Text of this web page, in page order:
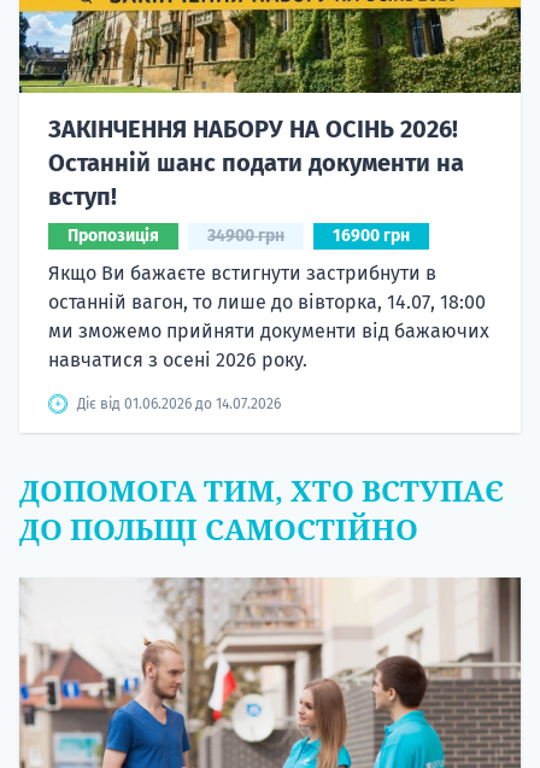
ЗАКІНЧЕННЯ НАБОРУ НА ОСІНЬ 2026!
Останній шанс подати документи на
вступ!
Пропозиція 34900 грн 16900 грн
Якщо Ви бажаєте встигнути застрибнути в
останній вагон, то лише до вівторка, 14.07, 18:00
ми зможемо прийняти документи від бажаючих
навчатися з осені 2026 року.
Діє від 01.06.2026 до 14.07.2026
ДОПОМОГА ТИМ, ХТО ВСТУПАЄ
ДО ПОЛЬЩІ САМОСТІЙНО